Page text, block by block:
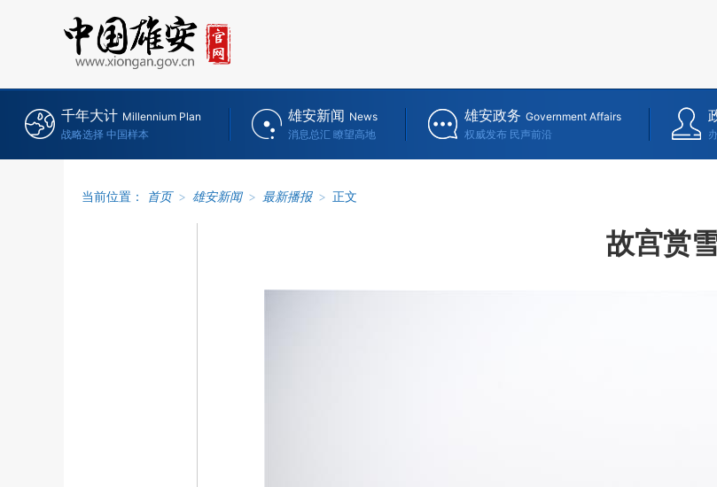
千年大计 Millennium Plan
战略选择 中国样本
雄安新闻 News
消息总汇 瞭望高地
雄安政务 Government Affairs
权威发布 民声前沿
当前位置： 首页 > 雄安新闻 > 最新播报 > 正文
故宫赏